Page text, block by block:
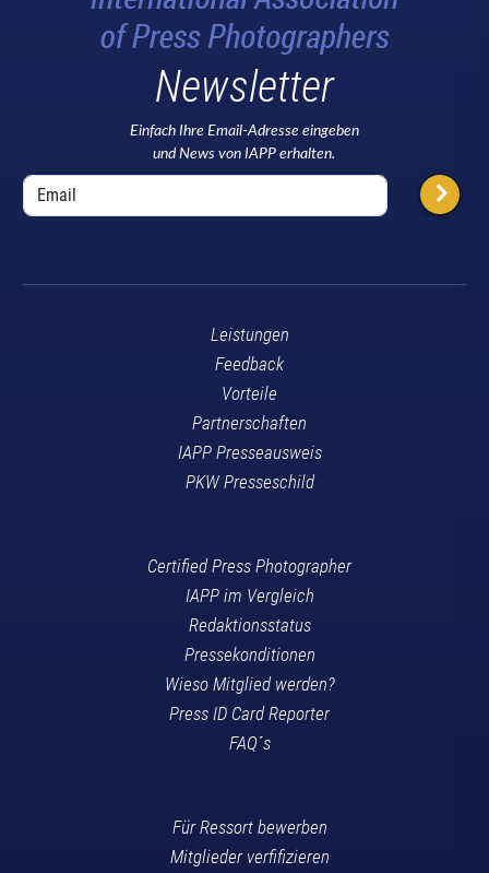
Newsletter
Einfach Ihre Email-Adresse eingeben
und News von IAPP erhalten.
Leistungen
Feedback
Vorteile
Partnerschaften
IAPP Presseausweis
PKW Presseschild
Certified Press Photographer
IAPP im Vergleich
Redaktionsstatus
Pressekonditionen
Wieso Mitglied werden?
Press ID Card Reporter
FAQ´s
Für Ressort bewerben
Mitglieder verfifizieren